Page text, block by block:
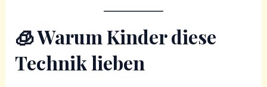
🧊Warum Kinder diese
Technik lieben